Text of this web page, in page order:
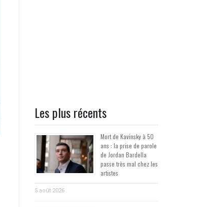
Les plus récents
Mort de Kavinsky à 50
ans : la prise de parole
de Jordan Bardella
passe très mal chez les
artistes
5 août 2026